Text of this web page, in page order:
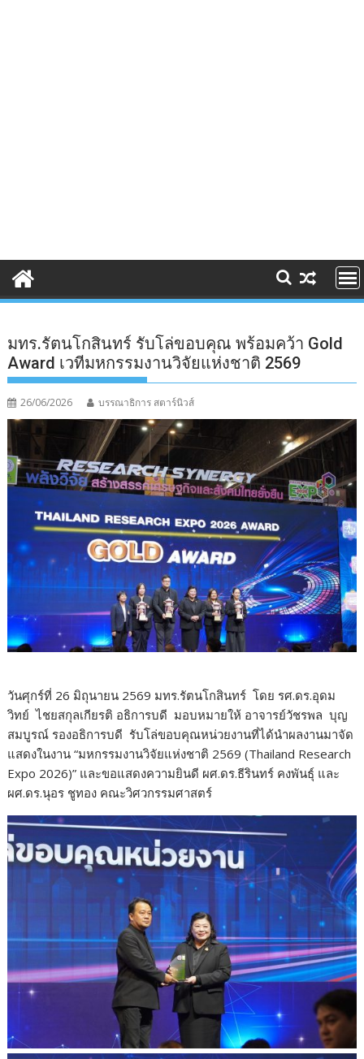
มทร.รัตนโกสินทร์ รับโล่ขอบคุณ พร้อมคว้า Gold
Award เวทีมหกรรมงานวิจัยแห่งชาติ 2569
26/06/2026 บรรณาธิการ สตาร์นิวส์
วันศุกร์ที่ 26 มิถุนายน 2569 มทร.รัตนโกสินทร์ โดย รศ.ดร.อุดม
วิทย์ ไชยสกุลเกียรติ อธิการบดี มอบหมายให้ อาจารย์วัชรพล บุญ
สมบูรณ์ รองอธิการบดี รับโล่ขอบคุณหน่วยงานที่ได้นำผลงานมาจัด
แสดงในงาน “มหกรรมงานวิจัยแห่งชาติ 2569 (Thailand Research
Expo 2026)” และขอแสดงความยินดี ผศ.ดร.ธีรินทร์ คงพันธุ์ และ
ผศ.ดร.นุอร ชูทอง คณะวิศวกรรมศาสตร์